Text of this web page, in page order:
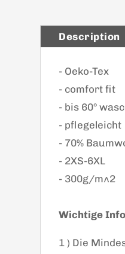
Description
- Oeko-Tex
- comfort fit
- bis 60°
- pflegeleicht
- 70%
- 2XS-6XL
- 300g/m^2
Wichtige
1 ) Die